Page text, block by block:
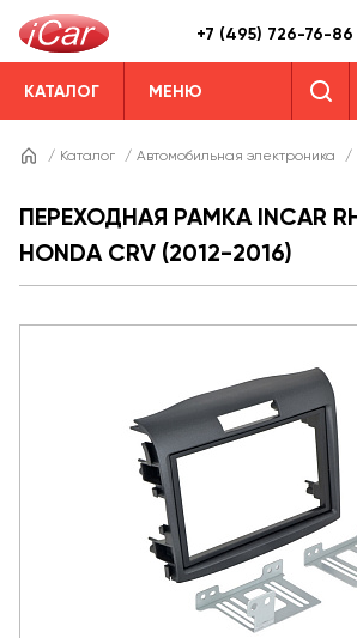
+7 (495) 726-76-86
КАТАЛОГ МЕНЮ
/ Каталог / Автомобильная электроника /
ПЕРЕХОДНАЯ РАМКА INCAR
HONDA CRV (2012-2016)